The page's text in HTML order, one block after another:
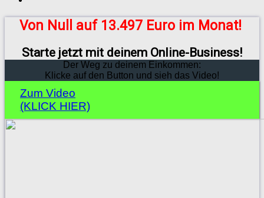
Von Null auf 13.497 Euro im Monat!
Starte jetzt mit deinem Online-Business!
Der Weg zu deinem Einkommen:
Klicke auf den Button und sieh das Video!
Zum Video
(KLICK HIER)